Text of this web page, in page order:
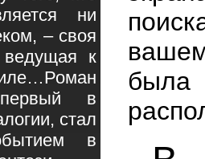
ни
– своя
ведущая к
первый в
стал
в